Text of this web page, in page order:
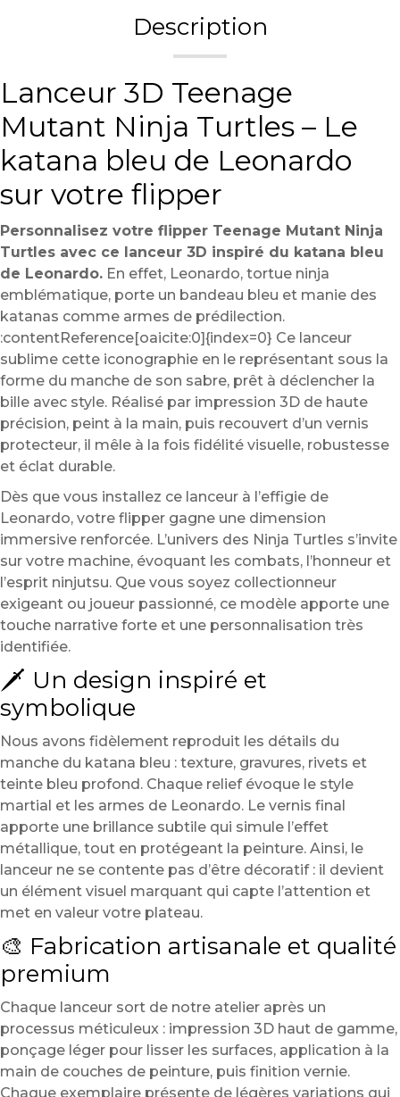
Description
Lanceur 3D Teenage
Mutant Ninja Turtles – Le
katana bleu de Leonardo
sur votre flipper
Personnalisez votre flipper Teenage Mutant Ninja
Turtles avec ce lanceur 3D inspiré du katana bleu
de Leonardo. En effet, Leonardo, tortue ninja
emblématique, porte un bandeau bleu et manie des
katanas comme armes de prédilection.
:contentReference[oaicite:0]{index=0} Ce lanceur
sublime cette iconographie en le représentant sous la
forme du manche de son sabre, prêt à déclencher la
bille avec style. Réalisé par impression 3D de haute
précision, peint à la main, puis recouvert d’un vernis
protecteur, il mêle à la fois fidélité visuelle, robustesse
et éclat durable.
Dès que vous installez ce lanceur à l’effigie de
Leonardo, votre flipper gagne une dimension
immersive renforcée. L’univers des Ninja Turtles s’invite
sur votre machine, évoquant les combats, l’honneur et
l’esprit ninjutsu. Que vous soyez collectionneur
exigeant ou joueur passionné, ce modèle apporte une
touche narrative forte et une personnalisation très
identifiée.
🗡️ Un design inspiré et
symbolique
Nous avons fidèlement reproduit les détails du
manche du katana bleu : texture, gravures, rivets et
teinte bleu profond. Chaque relief évoque le style
martial et les armes de Leonardo. Le vernis final
apporte une brillance subtile qui simule l’effet
métallique, tout en protégeant la peinture. Ainsi, le
lanceur ne se contente pas d’être décoratif : il devient
un élément visuel marquant qui capte l’attention et
met en valeur votre plateau.
🎨 Fabrication artisanale et qualité
premium
Chaque lanceur sort de notre atelier après un
processus méticuleux : impression 3D haut de gamme,
ponçage léger pour lisser les surfaces, application à la
main de couches de peinture, puis finition vernie.
Chaque exemplaire présente de légères variations qui